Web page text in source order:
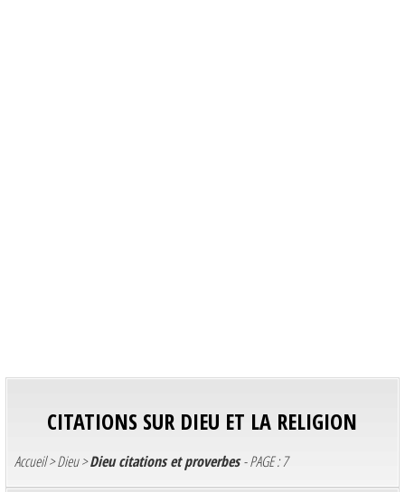
CITATIONS SUR DIEU ET LA RELIGION
Accueil>Dieu>Dieu citations et proverbes- PAGE : 7